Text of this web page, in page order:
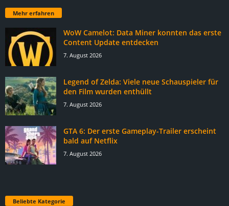
Mehr erfahren
WoW Camelot: Data Miner konnten das erste
Content Update entdecken
7. August 2026
Legend of Zelda: Viele neue Schauspieler für
den Film wurden enthüllt
7. August 2026
GTA 6: Der erste Gameplay-Trailer erscheint
bald auf Netflix
7. August 2026
Beliebte Kategorie